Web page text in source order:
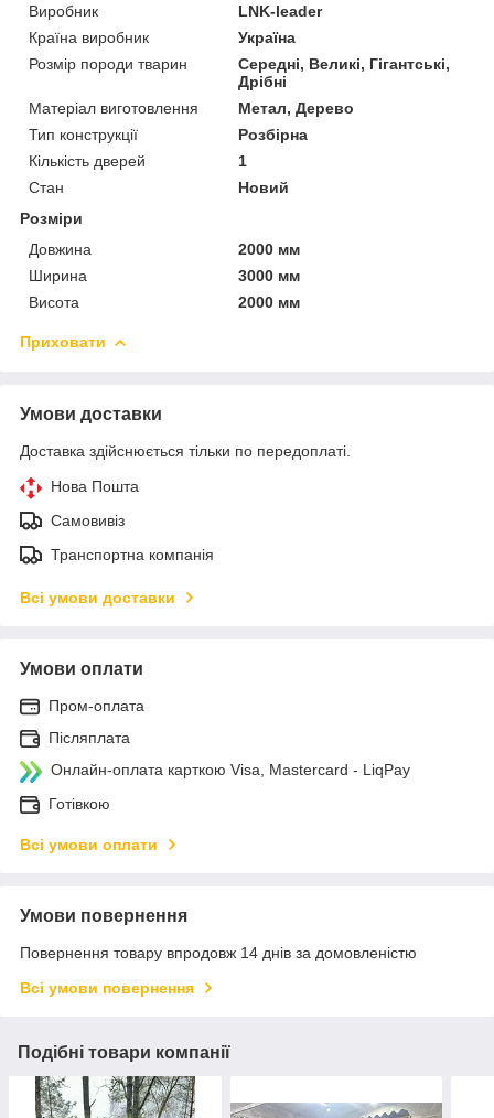
Виробник
LNK-leader
Країна виробник
Україна
Розмір породи тварин
Середні, Великі, Гігантські,
Дрібні
Матеріал виготовлення
Метал, Дерево
Тип конструкції
Розбірна
Кількість дверей
1
Стан
Новий
Розміри
Довжина
2000 мм
Ширина
3000 мм
Висота
2000 мм
Приховати
Умови доставки
Доставка здійснюється тільки по передоплаті.
Нова Пошта
Самовивіз
Транспортна компанія
Всі умови доставки
Умови оплати
Пром-оплата
Післяплата
Онлайн-оплата карткою Visa, Mastercard - LiqPay
Готівкою
Всі умови оплати
Умови повернення
Повернення товару впродовж 14 днів за домовленістю
Всі умови повернення
Подібні товари компанії